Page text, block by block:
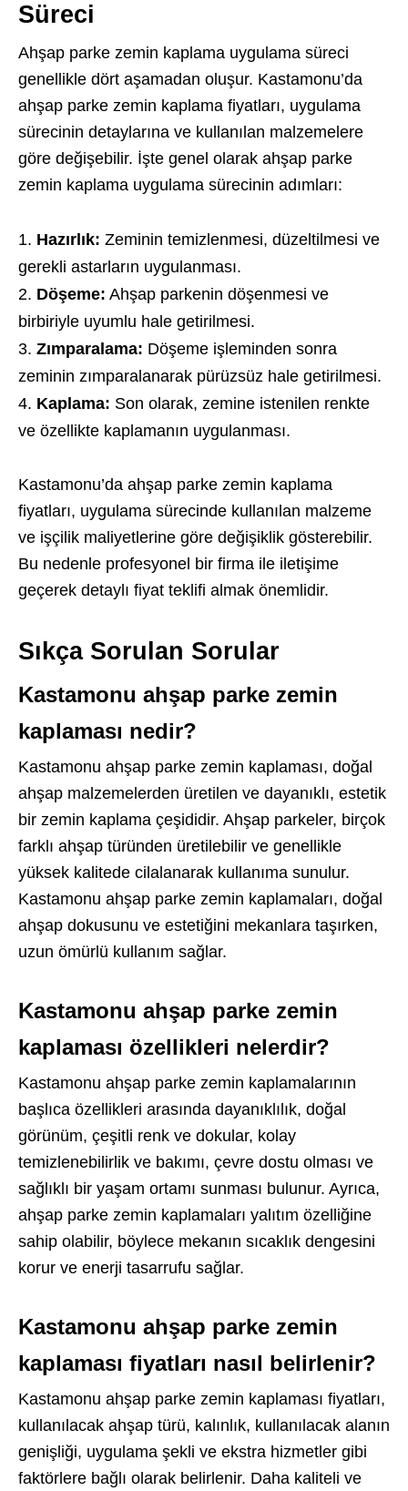
Süreci
Ahşap parke zemin kaplama uygulama süreci
genellikle dört aşamadan oluşur. Kastamonu’da
ahşap parke zemin kaplama fiyatları, uygulama
sürecinin detaylarına ve kullanılan malzemelere
göre değişebilir. İşte genel olarak ahşap parke
zemin kaplama uygulama sürecinin adımları:
Hazırlık: Zeminin temizlenmesi, düzeltilmesi ve
gerekli astarların uygulanması.
Döşeme: Ahşap parkenin döşenmesi ve
birbiriyle uyumlu hale getirilmesi.
Zımparalama: Döşeme işleminden sonra
zeminin zımparalanarak pürüzsüz hale getirilmesi.
Kaplama: Son olarak, zemine istenilen renkte
ve özellikte kaplamanın uygulanması.
Kastamonu’da ahşap parke zemin kaplama
fiyatları, uygulama sürecinde kullanılan malzeme
ve işçilik maliyetlerine göre değişiklik gösterebilir.
Bu nedenle profesyonel bir firma ile iletişime
geçerek detaylı fiyat teklifi almak önemlidir.
Sıkça Sorulan Sorular
Kastamonu ahşap parke zemin
kaplaması nedir?
Kastamonu ahşap parke zemin kaplaması, doğal
ahşap malzemelerden üretilen ve dayanıklı, estetik
bir zemin kaplama çeşididir. Ahşap parkeler, birçok
farklı ahşap türünden üretilebilir ve genellikle
yüksek kalitede cilalanarak kullanıma sunulur.
Kastamonu ahşap parke zemin kaplamaları, doğal
ahşap dokusunu ve estetiğini mekanlara taşırken,
uzun ömürlü kullanım sağlar.
Kastamonu ahşap parke zemin
kaplaması özellikleri nelerdir?
Kastamonu ahşap parke zemin kaplamalarının
başlıca özellikleri arasında dayanıklılık, doğal
görünüm, çeşitli renk ve dokular, kolay
temizlenebilirlik ve bakımı, çevre dostu olması ve
sağlıklı bir yaşam ortamı sunması bulunur. Ayrıca,
ahşap parke zemin kaplamaları yalıtım özelliğine
sahip olabilir, böylece mekanın sıcaklık dengesini
korur ve enerji tasarrufu sağlar.
Kastamonu ahşap parke zemin
kaplaması fiyatları nasıl belirlenir?
Kastamonu ahşap parke zemin kaplaması fiyatları,
kullanılacak ahşap türü, kalınlık, kullanılacak alanın
genişliği, uygulama şekli ve ekstra hizmetler gibi
faktörlere bağlı olarak belirlenir. Daha kaliteli ve